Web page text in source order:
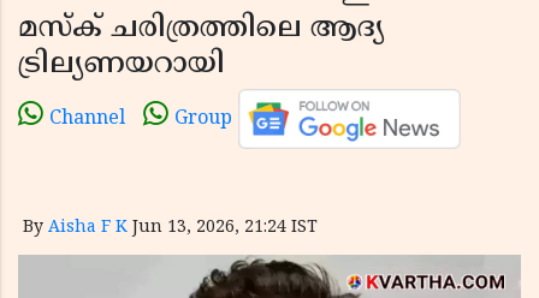
മസ്ക് ചരിത്രത്തിലെ ആദ്യ
ട്രില്യണയറായി
Channel Group
By Aisha F K Jun 13, 2026, 21:24 IST